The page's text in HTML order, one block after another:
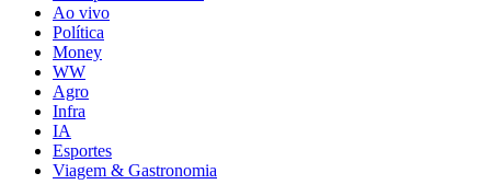
Ao vivo
Política
Money
WW
Agro
Infra
IA
Esportes
Viagem & Gastronomia